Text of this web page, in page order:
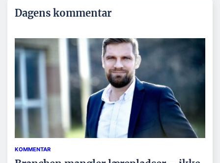
Dagens kommentar
KOMMENTAR